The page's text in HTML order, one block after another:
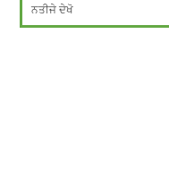
ਨਤੀਜੇ ਦੇਖੋ